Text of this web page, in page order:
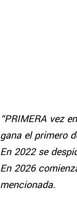
“PRIMERA vez
gana el primero
En 2022 se
En 2026
mencionada.